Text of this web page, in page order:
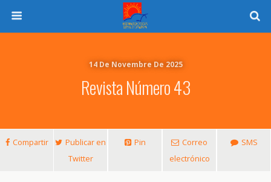
14 De Novembre De 2025
Revista Número 43
Compartir
Publicar en
Twitter
Pin
Correo
electrónico
SMS